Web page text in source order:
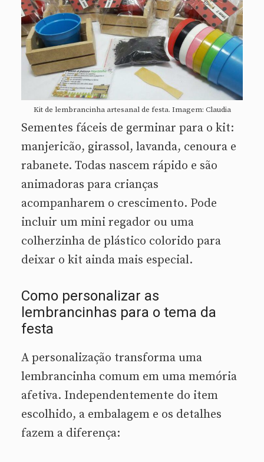
Kit de lembrancinha artesanal de festa. Imagem: Claudia
Sementes fáceis de germinar para o kit:
manjericão, girassol, lavanda, cenoura e
rabanete. Todas nascem rápido e são
animadoras para crianças
acompanharem o crescimento. Pode
incluir um mini regador ou uma
colherzinha de plástico colorido para
deixar o kit ainda mais especial.
Como personalizar as
lembrancinhas para o tema da
festa
A personalização transforma uma
lembrancinha comum em uma memória
afetiva. Independentemente do item
escolhido, a embalagem e os detalhes
fazem a diferença: